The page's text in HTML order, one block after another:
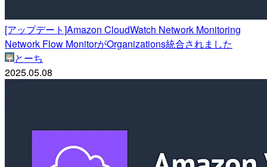
[アップデート]Amazon CloudWatch Network Monitoring
Network Flow MonitorがOrganizations統合されました
とーち
2025.05.08